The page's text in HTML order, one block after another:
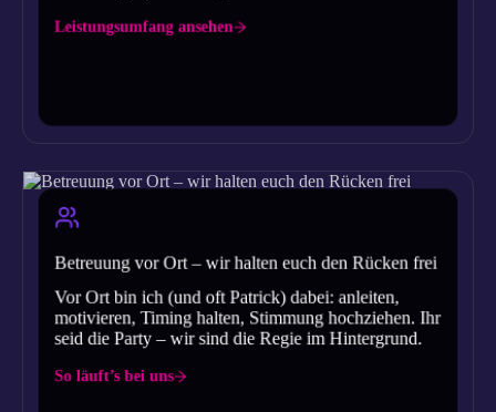
Leistungsumfang ansehen
Betreuung vor Ort – wir halten euch den Rücken frei
Vor Ort bin ich (und oft Patrick) dabei: anleiten,
motivieren, Timing halten, Stimmung hochziehen. Ihr
seid die Party – wir sind die Regie im Hintergrund.
So läuft’s bei uns